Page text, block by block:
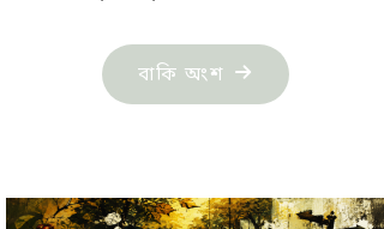
বাকি অংশ "শিবলী
সাদিক:
আলাপ"